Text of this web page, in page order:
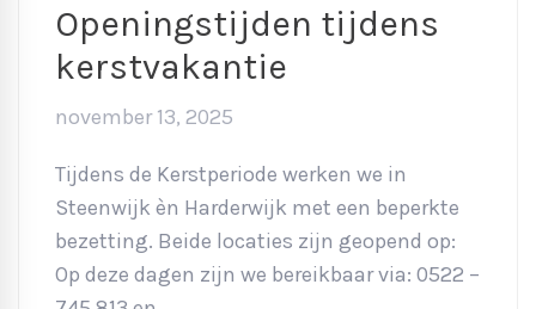
Openingstijden tijdens
kerstvakantie
november 13, 2025
Tijdens de Kerstperiode werken we in
Steenwijk èn Harderwijk met een beperkte
bezetting. Beide locaties zijn geopend op:
Op deze dagen zijn we bereikbaar via: 0522 –